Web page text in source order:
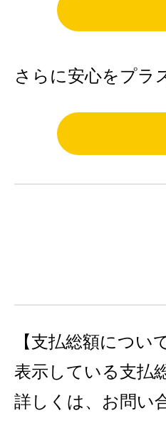
さらに安心をプラ
【支払総額につい
表示している支払
詳しくは、お問い